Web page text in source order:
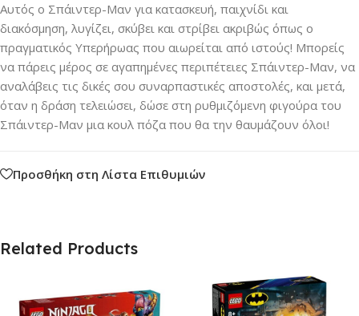
Αυτός ο Σπάιντερ-Μαν για κατασκευή, παιχνίδι και
διακόσμηση, λυγίζει, σκύβει και στρίβει ακριβώς όπως ο
πραγματικός Υπερήρωας που αιωρείται από ιστούς! Μπορείς
να πάρεις μέρος σε αγαπημένες περιπέτειες Σπάιντερ-Μαν, να
αναλάβεις τις δικές σου συναρπαστικές αποστολές, και μετά,
όταν η δράση τελειώσει, δώσε στη ρυθμιζόμενη φιγούρα του
Σπάιντερ-Μαν μια κουλ πόζα που θα την θαυμάζουν όλοι!
Προσθήκη στη Λίστα Επιθυμιών
Related Products